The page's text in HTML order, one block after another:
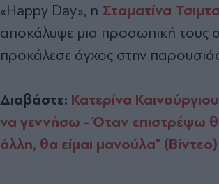
«Happy Day», η Σταματίνα
αποκάλυψε μια προσωπική τους
προκάλεσε άγχος στην
Διαβάστε: Κατερίνα
να γεννήσω - Όταν επιστρέψω
άλλη, θα είμαι μανούλα" (Βίντεο)